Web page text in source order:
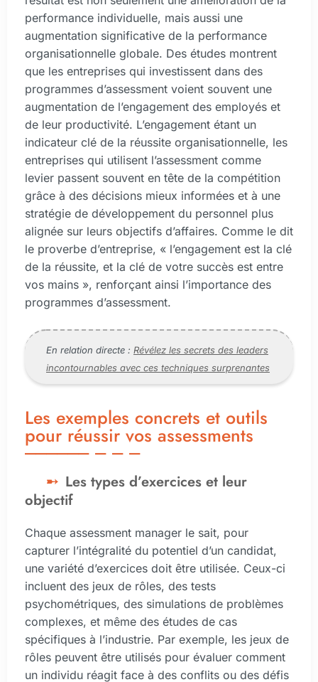
performance individuelle, mais aussi une
augmentation significative de la performance
organisationnelle globale. Des études montrent
que les entreprises qui investissent dans des
programmes d’assessment voient souvent une
augmentation de l’engagement des employés et
de leur productivité. L’engagement étant un
indicateur clé de la réussite organisationnelle, les
entreprises qui utilisent l’assessment comme
levier passent souvent en tête de la compétition
grâce à des décisions mieux informées et à une
stratégie de développement du personnel plus
alignée sur leurs objectifs d’affaires. Comme le dit
le proverbe d’entreprise, « l’engagement est la clé
de la réussite, et la clé de votre succès est entre
vos mains », renforçant ainsi l’importance des
programmes d’assessment.
En relation directe : Révélez les secrets des leaders
incontournables avec ces techniques surprenantes
Les exemples concrets et outils
pour réussir vos assessments
Les types d’exercices et leur
objectif
Chaque assessment manager le sait, pour
capturer l’intégralité du potentiel d’un candidat,
une variété d’exercices doit être utilisée. Ceux-ci
incluent des jeux de rôles, des tests
psychométriques, des simulations de problèmes
complexes, et même des études de cas
spécifiques à l’industrie. Par exemple, les jeux de
rôles peuvent être utilisés pour évaluer comment
un individu réagit face à des conflits ou des défis